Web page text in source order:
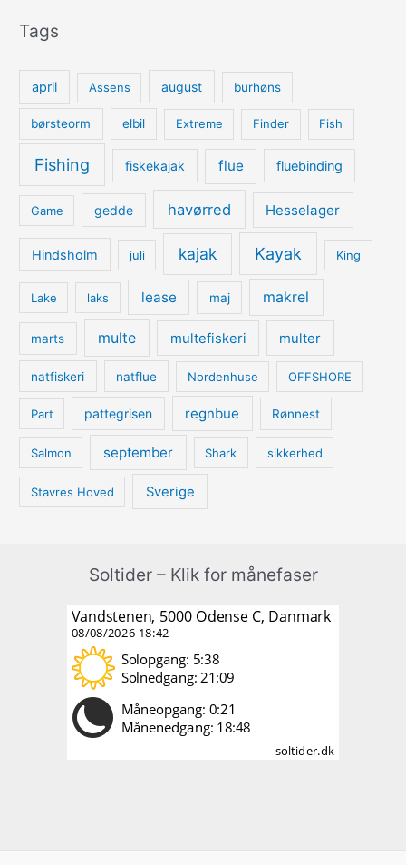
Tags
april Assens august burhøns
børsteorm elbil Extreme Finder Fish
Fishing fiskekajak flue fluebinding
Game gedde havørred Hesselager
Hindsholm juli kajak Kayak King
Lake laks lease maj makrel
marts multe multefiskeri multer
natfiskeri natflue Nordenhuse OFFSHORE
Part pattegrisen regnbue Rønnest
Salmon september Shark sikkerhed
Stavres Hoved Sverige
Soltider – Klik for månefaser